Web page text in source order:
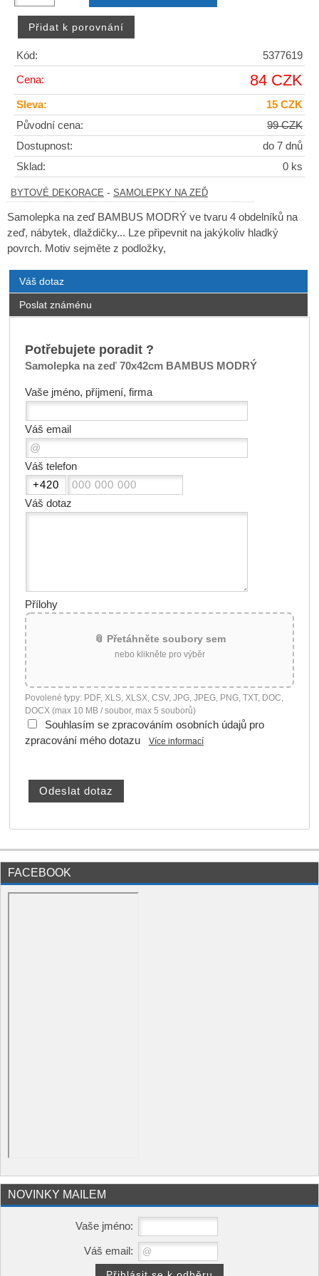
Kód: 5377619
Cena: 84 CZK
Sleva:
15 CZK
Původní cena:
99 CZK
Dostupnost:
do 7 dnů
Sklad:
0 ks
BYTOVÉ DEKORACE - SAMOLEPKY NA ZEĎ
Samolepka na zeď BAMBUS MODRÝ ve tvaru 4 obdelníků na
zeď, nábytek, dlaždičky... Lze připevnit na jakýkoliv hladký
povrch. Motiv sejměte z podložky,
Váš dotaz
Poslat známénu
Potřebujete poradit ?
Samolepka na zeď 70x42cm BAMBUS MODRÝ
Vaše jméno, příjmení, firma
Váš email
Váš telefon
Váš dotaz
Přílohy
📎 Přetáhněte soubory sem
nebo klikněte pro výběr
Povolené typy: PDF, XLS, XLSX, CSV, JPG, JPEG, PNG, TXT, DOC,
DOCX (max 10 MB / soubor, max 5 souborů)
Souhlasím se zpracováním osobních údajů pro
zpracování mého dotazu
Více informací
FACEBOOK
NOVINKY MAILEM
Vaše jméno:
Váš email: